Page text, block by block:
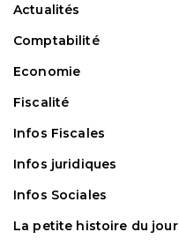
Actualités
Comptabilité
Economie
Fiscalité
Infos Fiscales
Infos juridiques
Infos Sociales
La petite histoire du jour